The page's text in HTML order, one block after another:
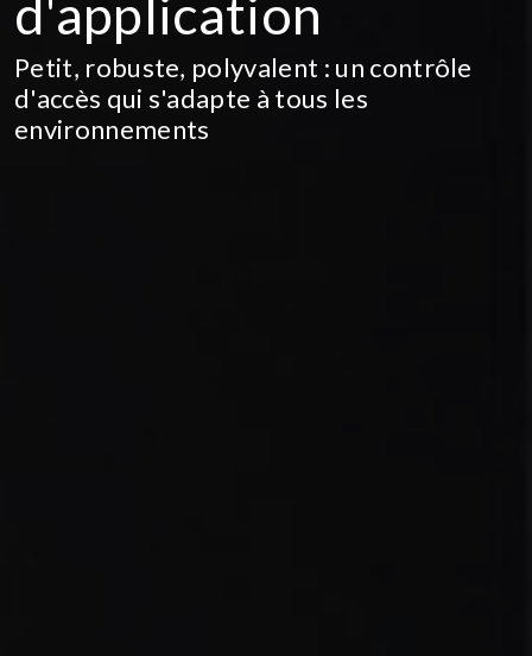
d'application
Petit, robuste, polyvalent : un contrôle
d'accès qui s'adapte à tous les
environnements